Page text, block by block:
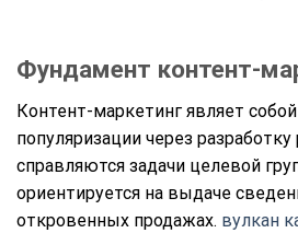
Фундамент контент-
Контент-маркетинг являет
популяризации через
справляются задачи целевой
ориентируется на выдаче
откровенных продажах. вулкан